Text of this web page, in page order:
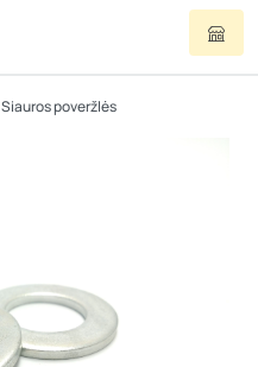
Siauros poveržlės